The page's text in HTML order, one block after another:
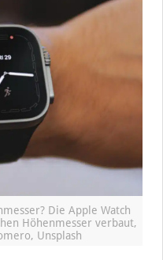
Die Apple Watch
Höhenmesser verbaut,
Unsplash